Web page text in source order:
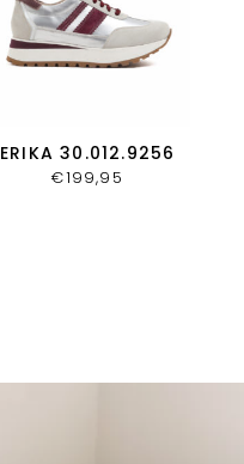
ERIKA 30.012.9256
€199,95